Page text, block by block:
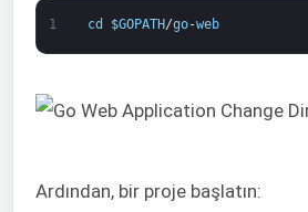
1 cd $GOPATH/go-web
Ardından, bir proje başlatın: